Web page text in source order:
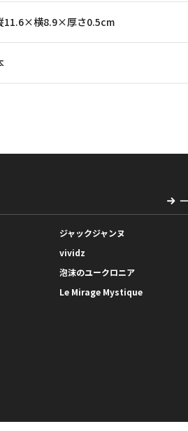
11.6×横8.9×厚さ0.5cm
ジャックジャンヌ
vividz
泡沫のユークロニア
Le Mirage Mystique